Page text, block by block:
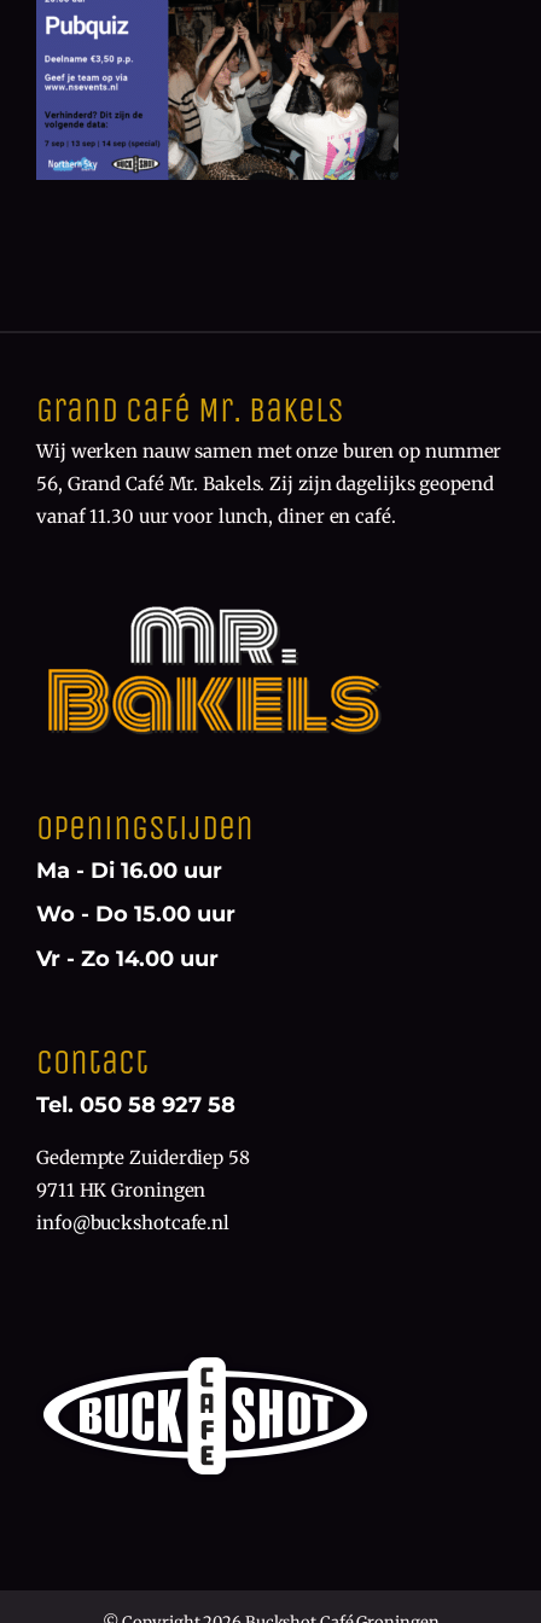
Grand Café Mr. Bakels
Wij werken nauw samen met onze buren op nummer
56, Grand Café Mr. Bakels. Zij zijn dagelijks geopend
vanaf 11.30 uur voor lunch, diner en café.
Openingstijden
Ma - Di 16.00 uur
Wo - Do 15.00 uur
Vr - Zo 14.00 uur
Contact
Tel. 050 58 927 58
Gedempte Zuiderdiep 58
9711 HK Groningen
info@buckshotcafe.nl